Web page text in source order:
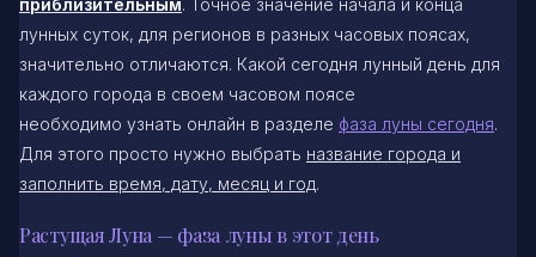
приблизительным. Точное значение начала и конца
лунных суток, для регионов в разных часовых поясах,
значительно отличаются. Какой сегодня лунный день для
каждого города в своем часовом поясе
необходимо узнать онлайн в разделе фаза луны сегодня.
Для этого просто нужно выбрать название города и
заполнить время, дату, месяц и год.
Растущая Луна — фаза луны в этот день